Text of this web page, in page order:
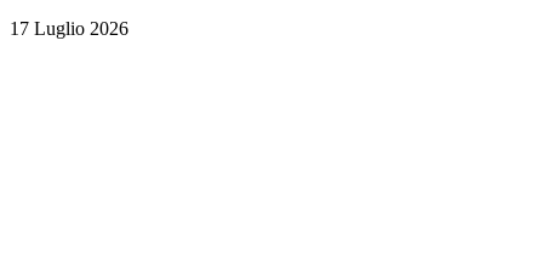
17 Luglio 2026